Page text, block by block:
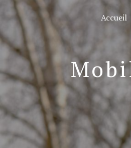
Accueil
Panneau de gestion des cookies